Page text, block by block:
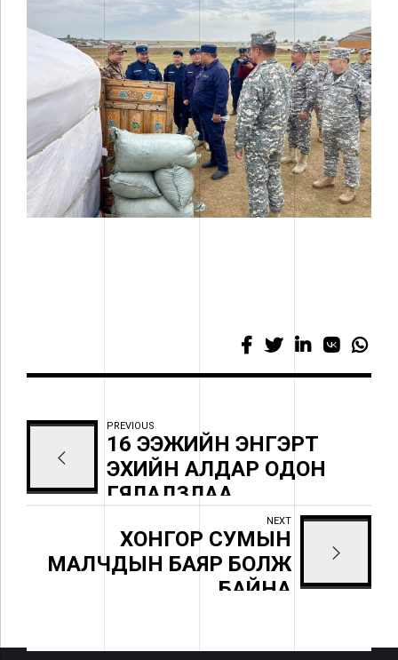
PREVIOUS
16 ЭЭЖИЙН ЭНГЭРТ
ЭХИЙН АЛДАР ОДОН
ГЯЛАЛЗЛАА
NEXT
ХОНГОР СУМЫН
МАЛЧДЫН БАЯР БОЛЖ
БАЙНА